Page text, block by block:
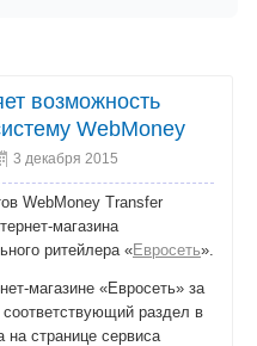
возможность
WebMoney
3 декабря 2015
WebMoney Transfer
магазина
ритейлера «Евросеть».
магазине «Евросеть» за
раздел в
на странице сервиса